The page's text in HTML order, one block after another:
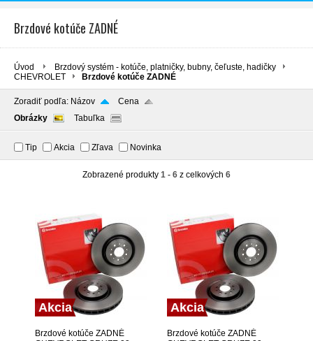
Brzdové kotúče ZADNÉ
Úvod
Brzdový systém - kotúče, platničky, bubny, čeľuste, hadičky
CHEVROLET
Brzdové kotúče ZADNÉ
Zoradiť podľa: Názov
Cena
Obrázky
Tabuľka
Tip Akcia Zľava Novinka
Zobrazené produkty 1 - 6 z celkových 6
Akcia
Brzdové kotúče ZADNÉ
Akcia
Brzdové kotúče ZADNÉ